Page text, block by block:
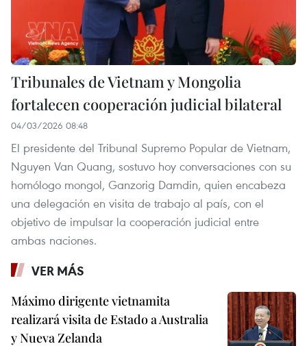
Tribunales de Vietnam y Mongolia
fortalecen cooperación judicial bilateral
04/03/2026 08:48
El presidente del Tribunal Supremo Popular de Vietnam,
Nguyen Van Quang, sostuvo hoy conversaciones con su
homólogo mongol, Ganzorig Damdin, quien encabeza
una delegación en visita de trabajo al país, con el
objetivo de impulsar la cooperación judicial entre
ambas naciones.
VER MÁS
Máximo dirigente vietnamita
realizará visita de Estado a Australia
y Nueva Zelanda